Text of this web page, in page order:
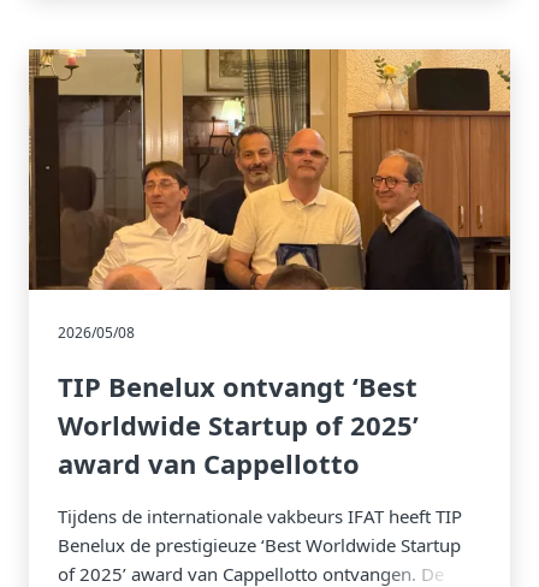
2026/05/08
TIP Benelux ontvangt ‘Best
Worldwide Startup of 2025’
award van Cappellotto
Tijdens de internationale vakbeurs IFAT heeft TIP
Benelux de prestigieuze ‘Best Worldwide Startup
of 2025’ award van Cappellotto ontvangen. De